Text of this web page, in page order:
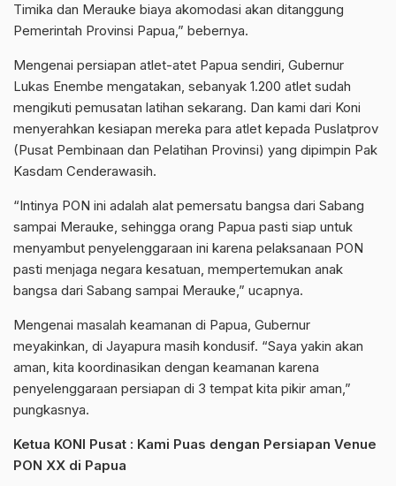
Timika dan Merauke biaya akomodasi akan ditanggung
Pemerintah Provinsi Papua,” bebernya.
Mengenai persiapan atlet-atet Papua sendiri, Gubernur
Lukas Enembe mengatakan, sebanyak 1.200 atlet sudah
mengikuti pemusatan latihan sekarang. Dan kami dari Koni
menyerahkan kesiapan mereka para atlet kepada Puslatprov
(Pusat Pembinaan dan Pelatihan Provinsi) yang dipimpin Pak
Kasdam Cenderawasih.
“Intinya PON ini adalah alat pemersatu bangsa dari Sabang
sampai Merauke, sehingga orang Papua pasti siap untuk
menyambut penyelenggaraan ini karena pelaksanaan PON
pasti menjaga negara kesatuan, mempertemukan anak
bangsa dari Sabang sampai Merauke,” ucapnya.
Mengenai masalah keamanan di Papua, Gubernur
meyakinkan, di Jayapura masih kondusif. “Saya yakin akan
aman, kita koordinasikan dengan keamanan karena
penyelenggaraan persiapan di 3 tempat kita pikir aman,”
pungkasnya.
Ketua KONI Pusat : Kami Puas dengan Persiapan Venue
PON XX di Papua